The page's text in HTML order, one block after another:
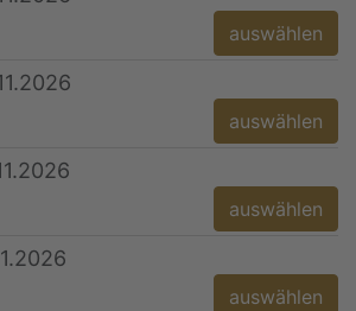
auswählen
auswählen
auswählen
auswählen